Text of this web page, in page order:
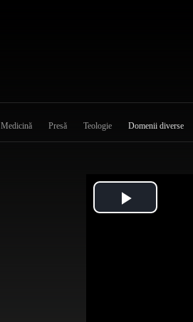
Medicină Presă Teologie Domenii diverse
Play